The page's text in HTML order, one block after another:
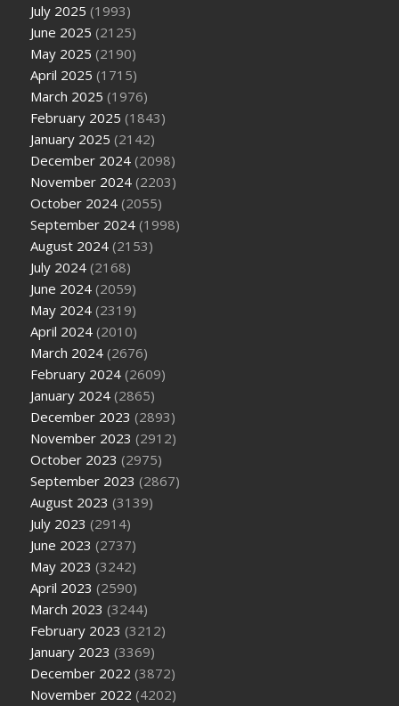
July 2025 (1993)
June 2025 (2125)
May 2025 (2190)
April 2025 (1715)
March 2025 (1976)
February 2025 (1843)
January 2025 (2142)
December 2024 (2098)
November 2024 (2203)
October 2024 (2055)
September 2024 (1998)
August 2024 (2153)
July 2024 (2168)
June 2024 (2059)
May 2024 (2319)
April 2024 (2010)
March 2024 (2676)
February 2024 (2609)
January 2024 (2865)
December 2023 (2893)
November 2023 (2912)
October 2023 (2975)
September 2023 (2867)
August 2023 (3139)
July 2023 (2914)
June 2023 (2737)
May 2023 (3242)
April 2023 (2590)
March 2023 (3244)
February 2023 (3212)
January 2023 (3369)
December 2022 (3872)
November 2022 (4202)